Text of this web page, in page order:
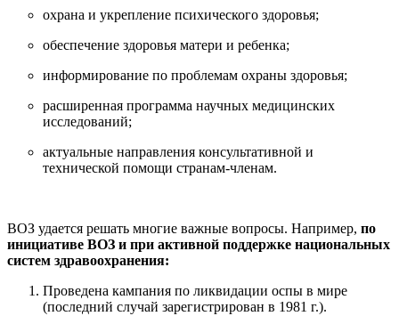
охрана и укрепление психического здоровья;
обеспечение здоровья матери и ребенка;
информирование по проблемам охраны здоровья;
расширенная программа научных медицинских
исследований;
актуальные направления консультативной и
технической помощи странам-членам.
ВОЗ удается решать многие важные вопросы. Например, по
инициативе ВОЗ и при активной поддержке национальных
систем здравоохранения:
Проведена кампания по ликвидации оспы в мире
(последний случай зарегистрирован в 1981 г.).